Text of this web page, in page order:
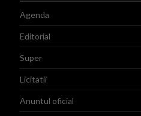
Agenda
Editorial
Super
Licitatii
Anuntul oficial